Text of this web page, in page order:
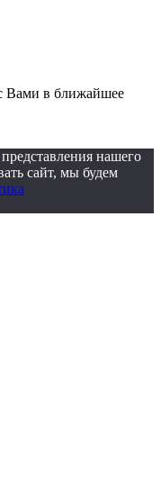
Вами в ближайшее
нашего
сайт, мы будем